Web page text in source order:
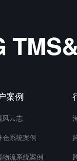
案例
风云志
仓系统案例
物流系统案例